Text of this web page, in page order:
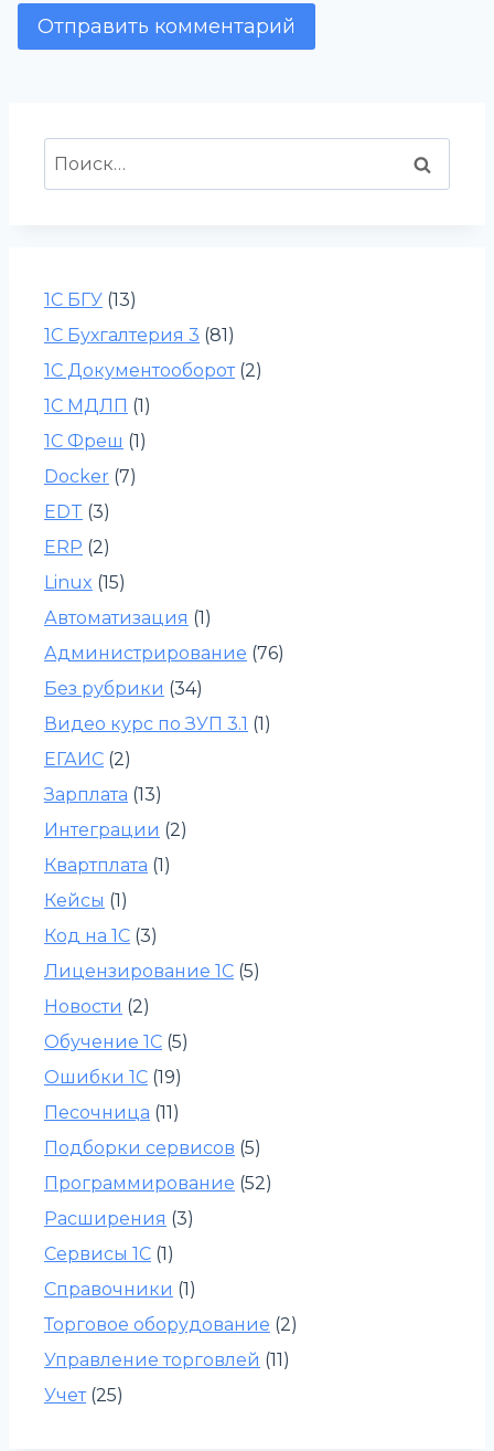
Найти:
1С БГУ (13)
1С Бухгалтерия 3 (81)
1С Документооборот(2)
1С МДЛП (1)
1С Фреш (1)
Docker (7)
EDT (3)
ERP (2)
Linux (15)
Автоматизация (1)
Администрирование (76)
Без рубрики (34)
Видео курс по ЗУП 3.1 (1)
ЕГАИС (2)
Зарплата (13)
Интеграции (2)
Квартплата (1)
Кейсы (1)
Код на 1С (3)
Лицензирование 1С (5)
Новости (2)
Обучение 1С (5)
Ошибки 1С (19)
Песочница (11)
Подборки сервисов (5)
Программирование (52)
Расширения (3)
Сервисы 1С (1)
Справочники (1)
Торговое оборудование (2)
Управление торговлей (11)
Учет(25)